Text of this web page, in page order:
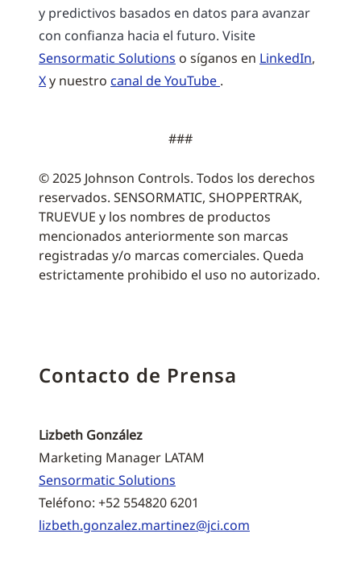
y predictivos basados en datos para avanzar
con confianza hacia el futuro. Visite
Sensormatic Solutions o síganos en LinkedIn,
Xy nuestro canal de YouTube .
###
© 2025 Johnson Controls. Todos los derechos
reservados. SENSORMATIC, SHOPPERTRAK,
TRUEVUE y los nombres de productos
mencionados anteriormente son marcas
registradas y/o marcas comerciales. Queda
estrictamente prohibido el uso no autorizado.
Contacto de Prensa
Lizbeth González
Marketing Manager LATAM
Sensormatic Solutions
Teléfono: +52 554820 6201
lizbeth.gonzalez.martinez@jci.com